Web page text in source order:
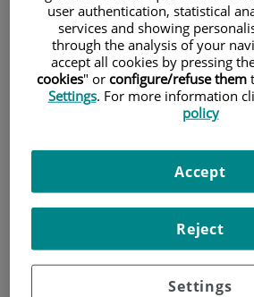
Eduardo IsidoroLoeb
JEFE/A SERVICIO
NEUMOLOGÍA
Centro Médico Teknon
C/ Vilana, 12
user authentication, statistical
services and showing
through the analysis of your
accept all cookies by pressing
cookies" or configure/refuse them
Settings. For more information
policy
Settings
Reject
Accept